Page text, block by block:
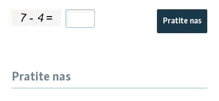
Pratite nas
Pratite nas